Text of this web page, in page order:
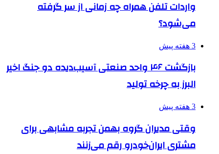
واردات تلفن همراه چه زمانی از سر گرفته
می‌شود؟
3 هفته پیش
بازگشت ۴۶ واحد صنعتی آسیب‌دیده دو جنگ اخیر
البرز به چرخه تولید
3 هفته پیش
وقتی مدیران گروه بهمن تجربه مشابهی برای
مشتری ایران‌خودرو رقم می‌زنند